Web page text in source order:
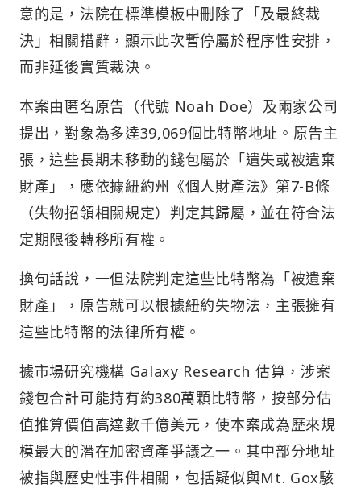
意的是，法院在標準模板中刪除了「及最終裁
決」相關措辭，顯示此次暫停屬於程序性安排，
而非延後實質裁決。
本案由匿名原告（代號 Noah Doe）及兩家公司
提出，對象為多達39,069個比特幣地址。原告主
張，這些長期未移動的錢包屬於「遺失或被遺棄
財產」，應依據紐約州《個人財產法》第7-B條
（失物招領相關規定）判定其歸屬，並在符合法
定期限後轉移所有權。
換句話說，一但法院判定這些比特幣為「被遺棄
財產」，原告就可以根據紐約失物法，主張擁有
這些比特幣的法律所有權。
據市場研究機構 Galaxy Research 估算，涉案
錢包合計可能持有約380萬顆比特幣，按部分估
值推算價值高達數千億美元，使本案成為歷來規
模最大的潛在加密資產爭議之一。其中部分地址
被指與歷史性事件相關，包括疑似與Mt. Gox駭